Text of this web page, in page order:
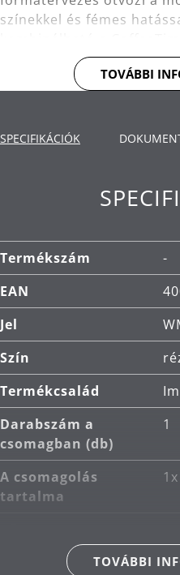
színekkel és fémes
kollekciókkal.
italokat.
minőségi műanyag,
TOVÁBBI
SPECIFIKÁCIÓK
Termékszám
-
EAN
Jel
Szín
Termékcsalád
Darabszám a
csomagban (db)
1
A csomagolás
tartalma
TOVÁBBI